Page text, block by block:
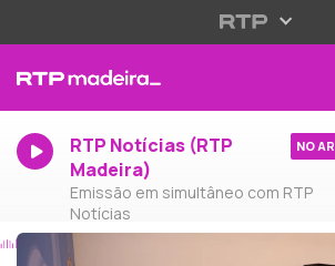
RTP Notícias (RTP
Madeira)
Emissão em simultâneo com RTP
Notícias
NO AR